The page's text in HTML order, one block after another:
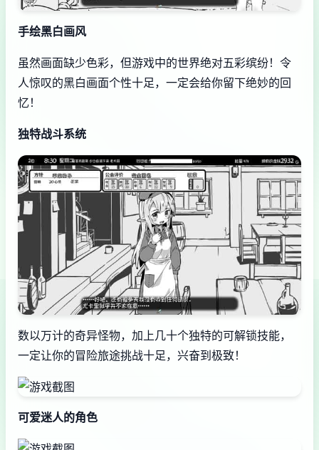
手绘黑白画风
虽然画面缺少色彩，但游戏中的世界绝对五彩缤纷！令
人惊叹的黑白画面个性十足，一定会给你留下绝妙的回
忆！
独特战斗系统
数以万计的奇异怪物，加上几十个独特的可解锁技能，
一定让你的冒险旅途挑战十足，兴奋到极致！
可爱迷人的角色